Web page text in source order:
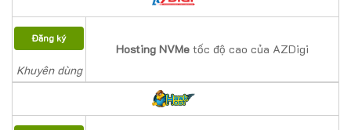
Đăng ký
Khuyên dùng
Hosting NVMe tốc độ cao của AZDigi